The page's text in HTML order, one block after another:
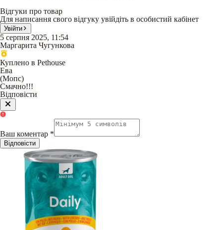
Відгуки про товар
Для написання свого відгуку увійдіть в особистий кабінет
Увійти
5 серпня 2025, 11:54
Маргарита Чугункова
Куплено в Pethouse
Ева
(Мопс)
Смачно!!!
Відповісти
Ваш коментар *
Відповісти